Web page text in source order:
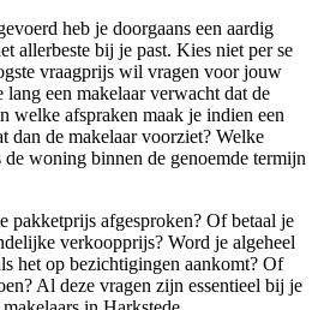
heb je doorgaans een aardig
allerbeste bij je past. Kies niet per se
vraagprijs wil vragen voor jouw
een makelaar verwacht dat de
welke afspraken maak je indien een
dan de makelaar voorziet? Welke
woning binnen de genoemde termijn
pakketprijs afgesproken? Of betaal je
verkoopprijs? Word je algeheel
het op bezichtigingen aankomt? Of
Al deze vragen zijn essentieel bij je